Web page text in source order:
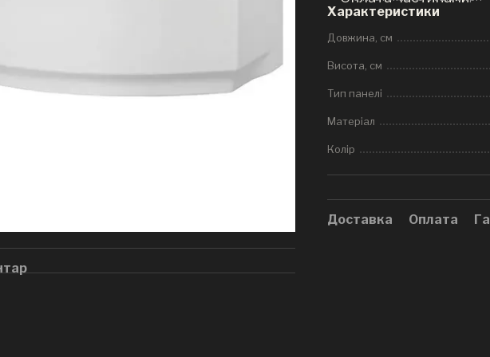
Характеристики
Довжина, см
Висота, см
Тип панелі
Матеріал
Колір
Доставка Оплата